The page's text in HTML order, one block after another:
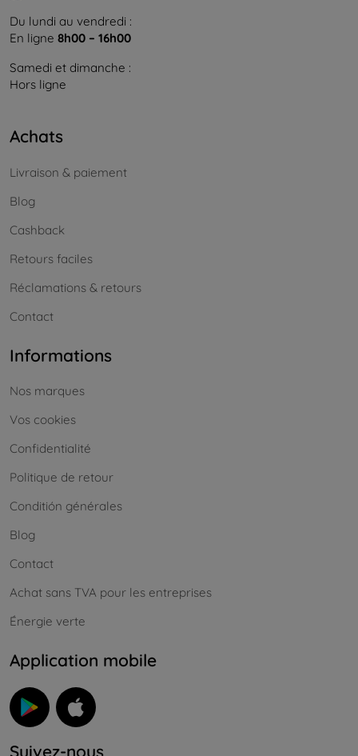
Du lundi au vendredi :
En ligne 8h00 – 16h00
Samedi et dimanche :
Hors ligne
Achats
Livraison & paiement
Blog
Cashback
Retours faciles
Réclamations & retours
Contact
Informations
Nos marques
Vos cookies
Confidentialité
Politique de retour
Conditión générales
Blog
Contact
Achat sans TVA pour les entreprises
Énergie verte
Application mobile
Suivez-nous